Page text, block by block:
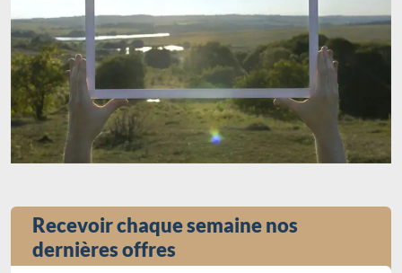
Recevoir chaque semaine nos
dernières offres